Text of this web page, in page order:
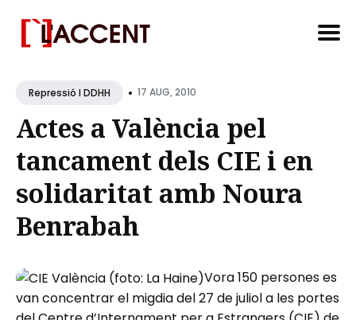
forRepressió I DDHH • 17 AUG, 2010
Actes a València pel
tancament dels CIE i en
solidaritat amb Noura
Benrabah
Vora 150 persones es
van concentrar el migdia del 27 de juliol a les portes